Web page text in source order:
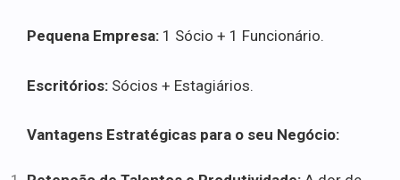
Pequena Empresa: 1 Sócio + 1 Funcionário.
Escritórios: Sócios + Estagiários.
Vantagens Estratégicas para o seu Negócio: